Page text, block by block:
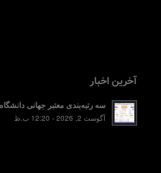
آخرین اخبار
سه رتبه‌بندی معتبر جهانی
آگوست 2, 2026 - 12:20 ب.ظ